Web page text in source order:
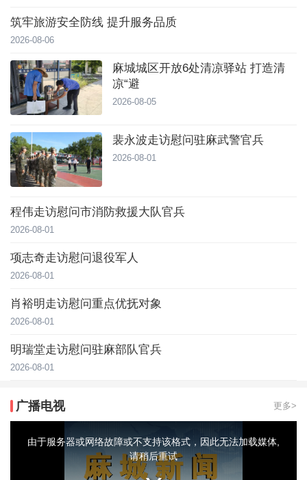
筑牢旅游安全防线 提升服务品质
2026-08-06
麻城城区开放6处清凉驿站 打造清
凉“避
2026-08-05
裴永波走访慰问驻麻武警官兵
2026-08-01
程伟走访慰问市消防救援大队官兵
2026-08-01
项志奇走访慰问退役军人
2026-08-01
肖裕明走访慰问重点优抚对象
2026-08-01
明瑞堂走访慰问驻麻部队官兵
2026-08-01
广播电视 更多>
modal由于服务器或网络故障或不支持该格式，因此无法加载媒体,
请稍后重试